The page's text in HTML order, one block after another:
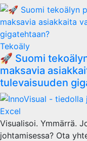
Tekoäly
🚀 Suomi
maksavia
tulevaisuuden
Visualisoi. Ymmärrä.
johtamisessa? Ota